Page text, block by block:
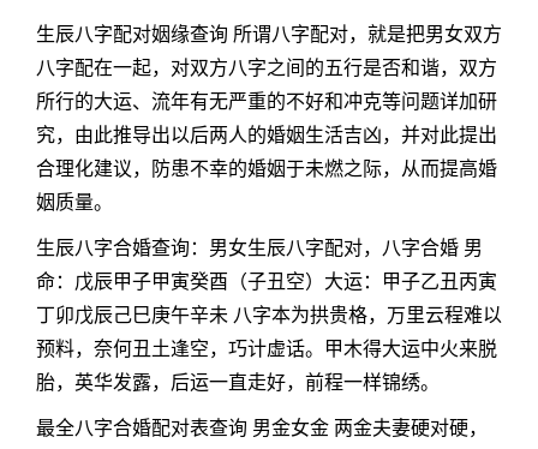
生辰八字配对姻缘查询 所谓八字配对，就是把男女双方
八字配在一起，对双方八字之间的五行是否和谐，双方
所行的大运、流年有无严重的不好和冲克等问题详加研
究，由此推导出以后两人的婚姻生活吉凶，并对此提出
合理化建议，防患不幸的婚姻于未燃之际，从而提高婚
姻质量。
生辰八字合婚查询：男女生辰八字配对，八字合婚 男
命：戊辰甲子甲寅癸酉（子丑空）大运：甲子乙丑丙寅
丁卯戊辰己巳庚午辛未 八字本为拱贵格，万里云程难以
预料，奈何丑土逢空，巧计虚话。甲木得大运中火来脱
胎，英华发露，后运一直走好，前程一样锦绣。
最全八字合婚配对表查询 男金女金 两金夫妻硬对硬，